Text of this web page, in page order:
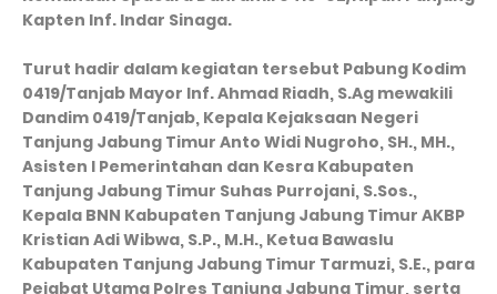
Kapten Inf. Indar Sinaga.
Turut hadir dalam kegiatan tersebut Pabung Kodim
0419/Tanjab Mayor Inf. Ahmad Riadh, S.Ag mewakili
Dandim 0419/Tanjab, Kepala Kejaksaan Negeri
Tanjung Jabung Timur Anto Widi Nugroho, SH., MH.,
Asisten I Pemerintahan dan Kesra Kabupaten
Tanjung Jabung Timur Suhas Purrojani, S.Sos.,
Kepala BNN Kabupaten Tanjung Jabung Timur AKBP
Kristian Adi Wibwa, S.P., M.H., Ketua Bawaslu
Kabupaten Tanjung Jabung Timur Tarmuzi, S.E., para
Pejabat Utama Polres Tanjung Jabung Timur, serta